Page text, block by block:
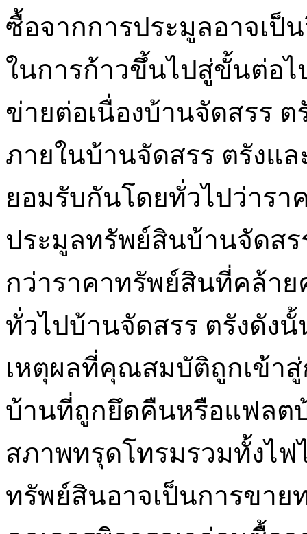
ซื้อจากการประมูลอาจเป็
ในการก้าวขึ้นไปสู่ขั้นต่อไ
ข่ายต่อเนื่องบ้านจัดสรร ต
ภายในบ้านจัดสรร ตรังแ
ยอมรับกันโดยทั่วไปว่าร
ประมูลทรัพย์สินบ้านจัดสร
กว่าราคาทรัพย์สินที่คล้าย
ทั่วไปบ้านจัดสรร ตรังดัง
เหตุผลที่คุณสมบัติถูกเข้า
บ้านที่ถูกยึดคืนหรือแฟลต
สภาพทรุดโทรมรวมทั้งไ
ทรัพย์สินอาจเป็นการขาย